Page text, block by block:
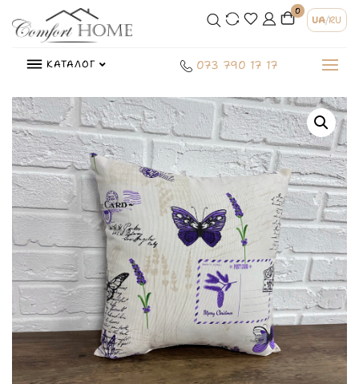
0
UA/RU
КАТАЛОГ 073 790 17 17